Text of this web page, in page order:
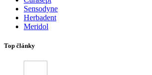
Sensodyne
Herbadent
Meridol
Top články